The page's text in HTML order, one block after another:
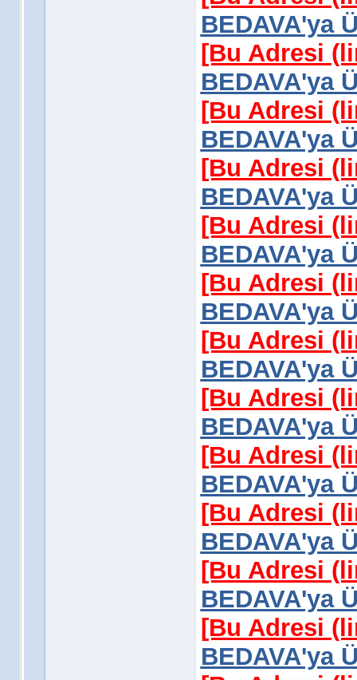
BEDAVA'ya
[Bu Adresi
BEDAVA'ya
[Bu Adresi
BEDAVA'ya
[Bu Adresi
BEDAVA'ya
[Bu Adresi
BEDAVA'ya
[Bu Adresi
BEDAVA'ya
[Bu Adresi
BEDAVA'ya
[Bu Adresi
BEDAVA'ya
[Bu Adresi
BEDAVA'ya
[Bu Adresi
BEDAVA'ya
[Bu Adresi
BEDAVA'ya
[Bu Adresi
BEDAVA'ya